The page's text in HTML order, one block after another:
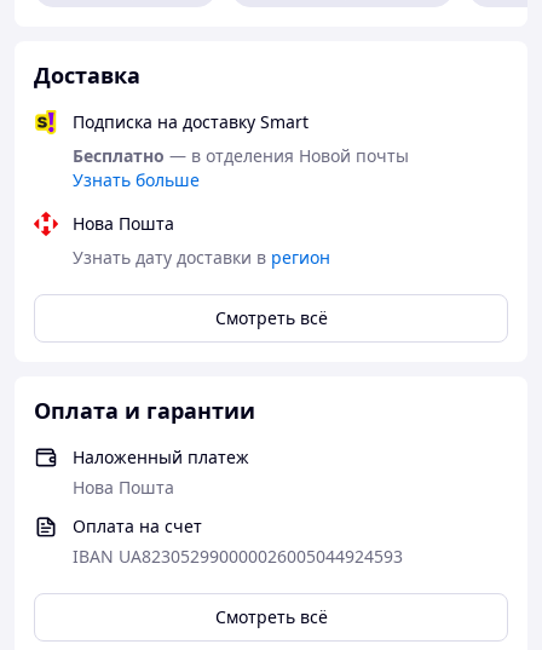
Инверторный бензиновый генератор
Vackson — идеальное решение для дома
<-panclassПреимущества:
Высокая мощность: максимальная мощность
Инверторная технология: обеспечивает
стабильную электроники.
для использования в жилых зонах.
Электростартер: быстрый запуск без физических
Цифровой дисплей: контролируйте основные
параметры работы генератора.
Компактная конструкция
Доставка
Подписка на доставку Smart
Бесплатно — в отделения Новой почты
Узнать больше
Нова Пошта
Узнать дату доставки в регион
Смотреть всё
Оплата и гарантии
Наложенный платеж
Нова Пошта
Оплата на счет
IBAN UA823052990000026005044924593
Смотреть всё